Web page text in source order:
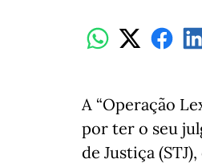
A “Operação
por ter o seu
de Justiça